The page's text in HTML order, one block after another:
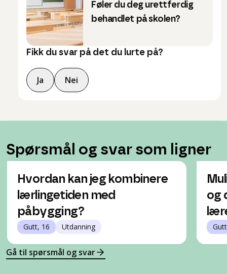
Føler du deg urettferdig
behandlet på skolen?
Fikk du svar på det du lurte på?
Ja Nei
Spørsmål og svar som ligner
Hvordan kan jeg kombinere
lærlingetiden med
påbygging?
Gutt, 16 Utdanning
og
Gå til spørsmål og svar